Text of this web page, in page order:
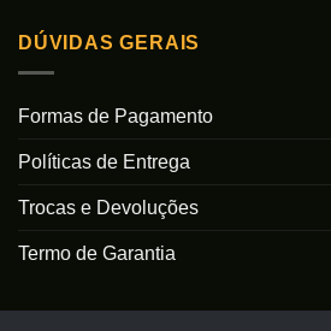
DÚVIDAS GERAIS
Formas de Pagamento
Políticas de Entrega
Trocas e Devoluções
Termo de Garantia